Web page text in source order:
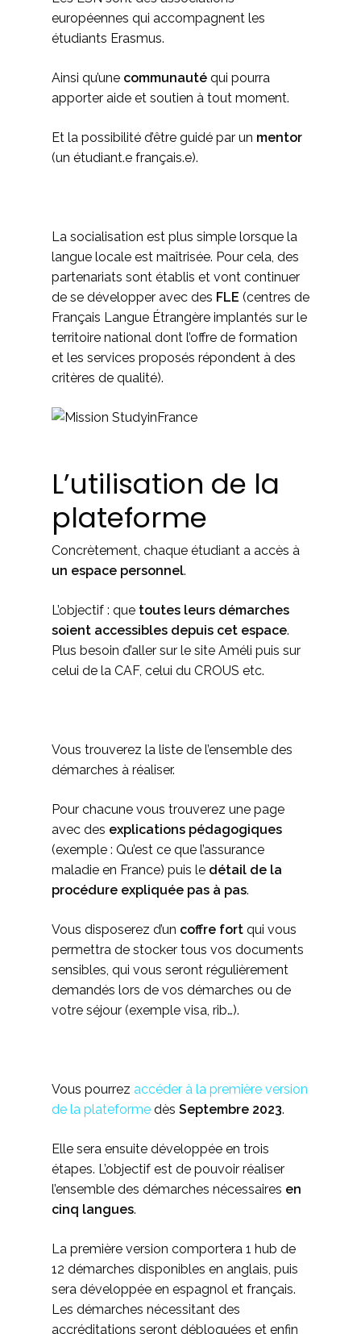
européennes qui accompagnent les
étudiants Erasmus.
Ainsi qu’une communauté qui pourra
apporter aide et soutien à tout moment.
Et la possibilité d’être guidé par un mentor
(un étudiant.e français.e).
La socialisation est plus simple lorsque la
langue locale est maîtrisée. Pour cela, des
partenariats sont établis et vont continuer
de se développer avec des FLE (centres de
Français Langue Étrangère implantés sur le
territoire national dont l’offre de formation
et les services proposés répondent à des
critères de qualité).
L’utilisation de la
plateforme
Concrètement, chaque étudiant a accès à
un espace personnel.
L’objectif : que toutes leurs démarches
soient accessibles depuis cet espace.
Plus besoin d’aller sur le site Améli puis sur
celui de la CAF, celui du CROUS etc.
Vous trouverez la liste de l’ensemble des
démarches à réaliser.
Pour chacune vous trouverez une page
avec des explications pédagogiques
(exemple : Qu’est ce que l’assurance
maladie en France) puis le détail de la
procédure expliquée pas à pas.
Vous disposerez d’un coffre fort qui vous
permettra de stocker tous vos documents
sensibles, qui vous seront régulièrement
demandés lors de vos démarches ou de
votre séjour (exemple visa, rib…).
Vous pourrez accéder à la première version
de la plateforme dès Septembre 2023.
Elle sera ensuite développée en trois
étapes. L’objectif est de pouvoir réaliser
l’ensemble des démarches nécessaires en
cinq langues.
La première version comportera 1 hub de
12 démarches disponibles en anglais, puis
sera développée en espagnol et français.
Les démarches nécessitant des
accréditations seront débloquées et enfin